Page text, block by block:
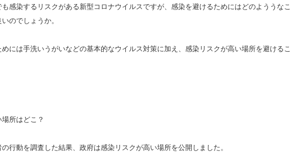
感染するリスクがある新型コロナウイルスですが、感染を避けるためにはどのよううなこ
のでしょうか。
には手洗いうがいなどの基本的なウイルス対策に加え、感染リスクが高い場所を避けるこ
所はどこ？
行動を調査した結果、政府は感染リスクが高い場所を公開しました。